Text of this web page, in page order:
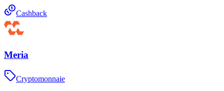
Cashback
Meria
Cryptomonnaie